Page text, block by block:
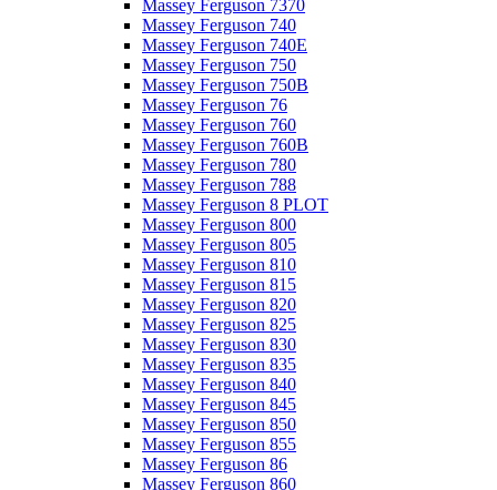
Massey Ferguson 7370
Massey Ferguson 740
Massey Ferguson 740E
Massey Ferguson 750
Massey Ferguson 750B
Massey Ferguson 76
Massey Ferguson 760
Massey Ferguson 760B
Massey Ferguson 780
Massey Ferguson 788
Massey Ferguson 8 PLOT
Massey Ferguson 800
Massey Ferguson 805
Massey Ferguson 810
Massey Ferguson 815
Massey Ferguson 820
Massey Ferguson 825
Massey Ferguson 830
Massey Ferguson 835
Massey Ferguson 840
Massey Ferguson 845
Massey Ferguson 850
Massey Ferguson 855
Massey Ferguson 86
Massey Ferguson 860